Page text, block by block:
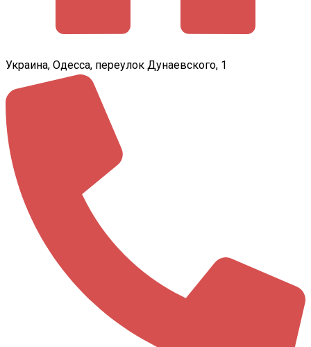
Украина, Одесса, переулок Дунаевского, 1